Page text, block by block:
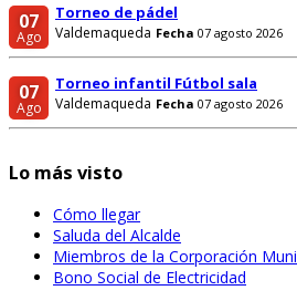
07
Ago
Torneo de pádel
Valdemaqueda Fecha 07 agosto 2026
07
Ago
Torneo infantil Fútbol sala
Valdemaqueda Fecha 07 agosto 2026
Lo más visto
Cómo llegar
Saluda del Alcalde
Miembros de la Corporación
Bono Social de Electricidad